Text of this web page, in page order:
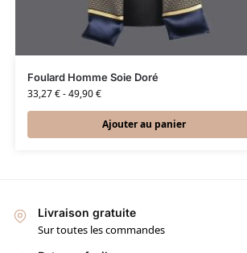
Foulard Homme Soie Doré
33,27€-49,90€
Ajouter au panier
Livraison gratuite
Sur toutes les commandes